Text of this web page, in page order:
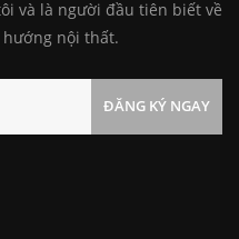
và là người đầu tiên biết về
hướng nội thất.
ĐĂNG KÝ NGAY